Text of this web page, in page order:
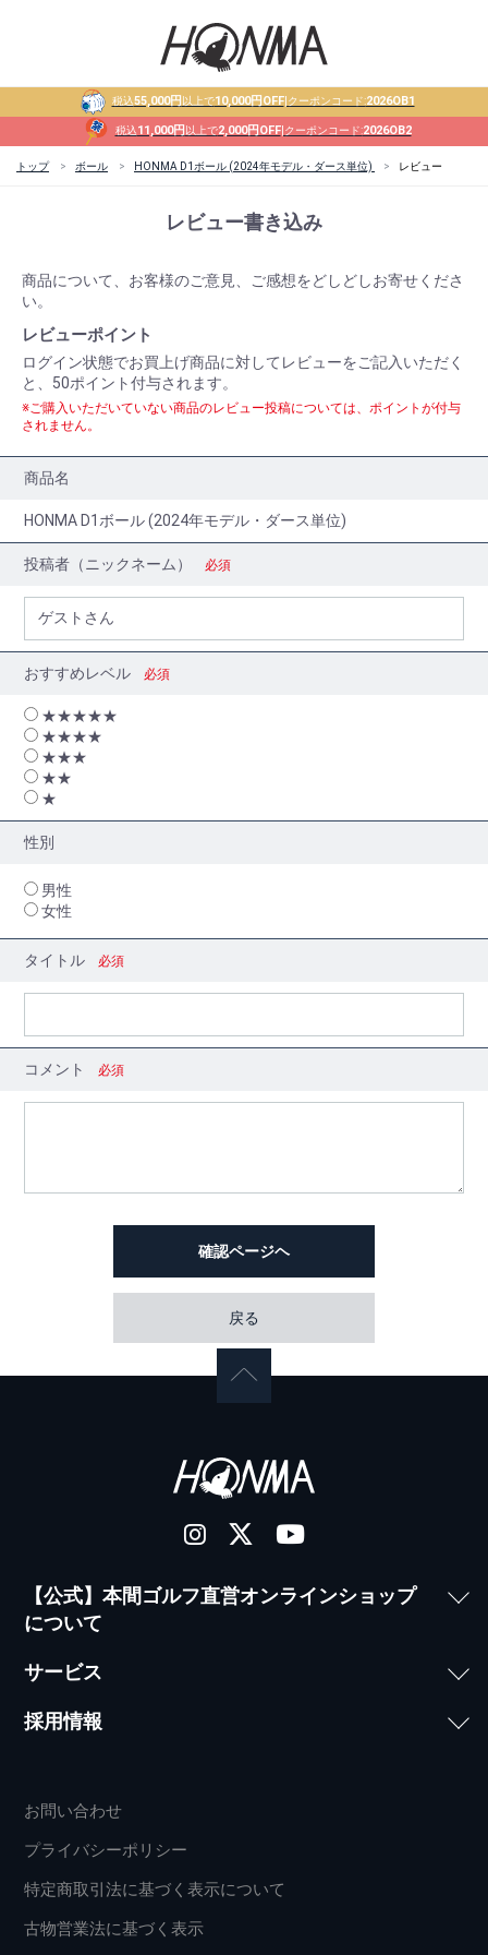
税込55,000円 以上で10,000円OFF|クーポンコード:2026OB1
税込11,000円 以上で2,000円OFF|クーポンコード:2026OB2
トップ ボール HONMA D1ボール (2024年モデル・ダース単位) レビュー
レビュー書き込み
商品について、お客様のご意見、ご感想をどしどしお寄せくださ
い。
レビューポイント
ログイン状態でお買上げ商品に対してレビューをご記入いただく
と、50ポイント付与されます。
※ご購入いただいていない商品のレビュー投稿については、ポイントが付与
されません。
商品名
HONMA D1ボール (2024年モデル・ダース単位)
投稿者（ニックネーム） 必須
おすすめレベル 必須
★★★★★
★★★★
★★★
★★
★
性別
男性
女性
タイトル 必須
コメント 必須
確認ページヘ
戻る
【公式】本間ゴルフ直営オンラインショップ
について
サービス
採用情報
お問い合わせ
プライバシーポリシー
特定商取引法に基づく表示について
古物営業法に基づく表示